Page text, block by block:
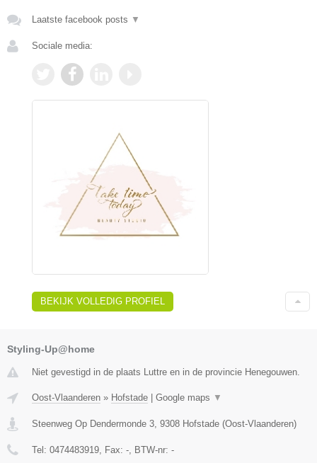
Laatste facebook posts ▼
Sociale media:
BEKIJK VOLLEDIG PROFIEL
Styling-Up@home
Niet gevestigd in de plaats Luttre en in de provincie Henegouwen.
Oost-Vlaanderen » Hofstade | Google maps ▼
Steenweg Op Dendermonde 3 9308 Hofstade (Oost-Vlaanderen)
Tel: 0474483919 , Fax: - , BTW-nr: -